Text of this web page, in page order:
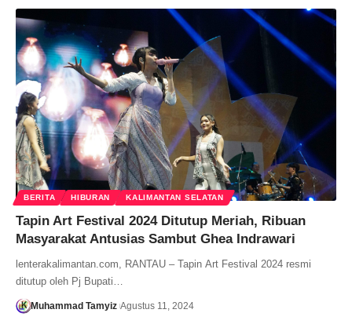
BERITA HIBURAN KALIMANTAN SELATAN
Tapin Art Festival 2024 Ditutup Meriah, Ribuan
Masyarakat Antusias Sambut Ghea Indrawari
lenterakalimantan.com, RANTAU – Tapin Art Festival 2024 resmi
ditutup oleh Pj Bupati…
Muhammad Tamyiz Agustus 11, 2024